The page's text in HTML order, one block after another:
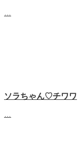
ソラちゃん♡‬チワワ